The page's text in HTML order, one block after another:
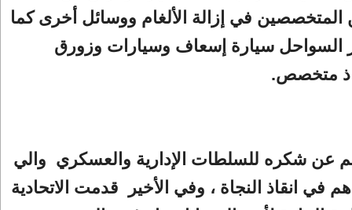
المتخصصين في إزالة الألغام ووسائل أخرى كما
سيارة إسعاف وسيارات وزورق
متخصص.
عن شكره للسلطات الإدارية والعسكري والي
في انقاذ النجاة ، وفي الأخير قدمت الاتحادية